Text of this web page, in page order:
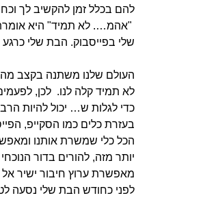
להם בכלל זמן להקשיב לך
"אהמ…. לא תמיד" היא
שלי בפייסבוק. הבת שלי כרגע
העולם שלנו משתנה בקצב
לא תמיד קלה לנו. לכן,
כדי לגלות ש… יכול להיות
בעזרת כלים כמו הסקייפ,
הכל כלי שמשרת אותנו
יותר מזה, להורים בדור
מאפשרת ערוץ חיבור ישיר
לפני כחודש הבת שלי נסעה